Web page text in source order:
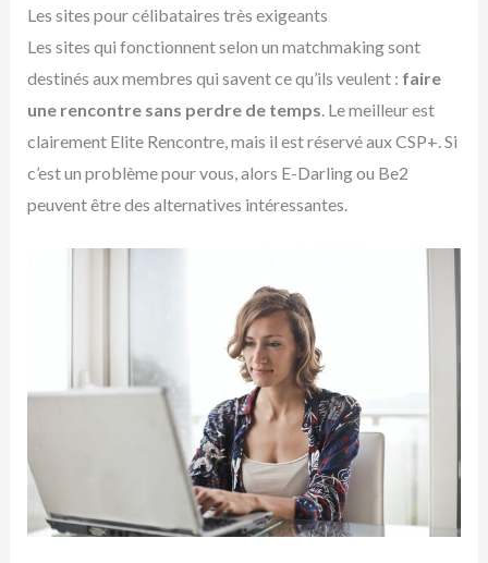
Les sites pour célibataires très exigeants
Les sites qui fonctionnent selon un matchmaking sont
destinés aux membres qui savent ce qu’ils veulent : faire
une rencontre sans perdre de temps. Le meilleur est
clairement Elite Rencontre, mais il est réservé aux CSP+. Si
c’est un problème pour vous, alors E-Darling ou Be2
peuvent être des alternatives intéressantes.